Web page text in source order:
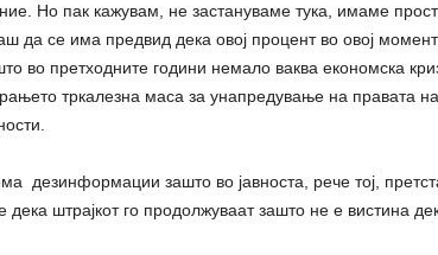
Но пак кажувам, не застануваме тука, имаме
да се има предвид дека овој процент во овој
во претходните години немало ваква економска
тркалезна маса за унапредување на правата на
дезинформации зашто во јавноста, рече тој,
дека штрајкот го продолжуваат зашто не е вистина